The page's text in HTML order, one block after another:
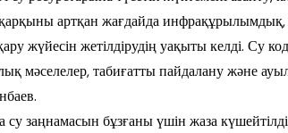
артқан жағдайда инфрақұрылымдық,
жүйесін жетілдірудің уақыты кел­ді. Су
мәсе­ле­лер, табиғатты пайдалану және
заңнамасын бұз­ға­ны үшін жаза